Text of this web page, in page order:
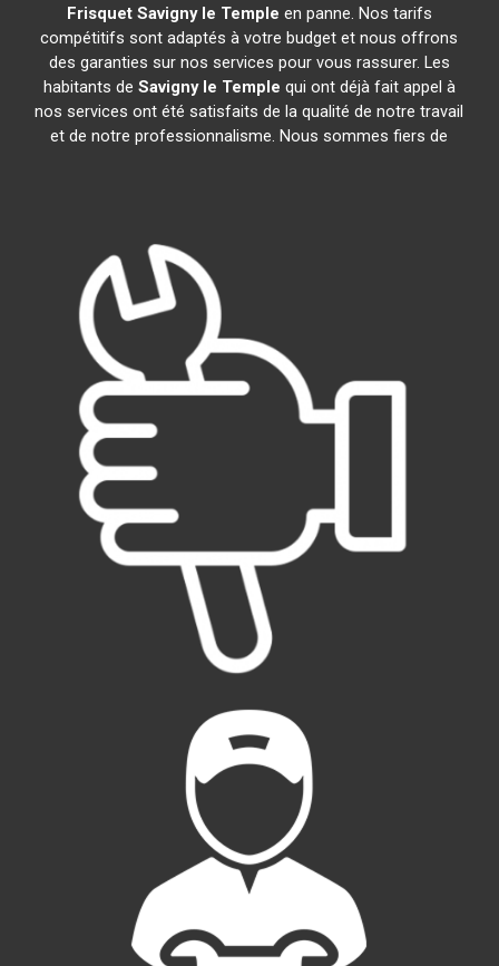
Frisquet Savigny le Temple en panne. Nos tarifs
compétitifs sont adaptés à votre budget et nous offrons
des garanties sur nos services pour vous rassurer. Les
habitants de Savigny le Temple qui ont déjà fait appel à
nos services ont été satisfaits de la qualité de notre travail
et de notre professionnalisme. Nous sommes fiers de